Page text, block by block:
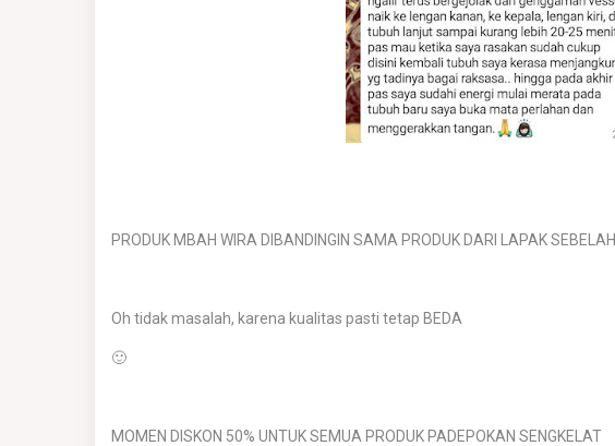
PRODUK MBAH WIRA DIBANDINGIN SAMA PRODUK DARI LAPAK SEBELAH
Oh tidak masalah, karena kualitas pasti tetap BEDA
🙂
MOMEN DISKON 50% UNTUK SEMUA PRODUK PADEPOKAN SENGKELAT